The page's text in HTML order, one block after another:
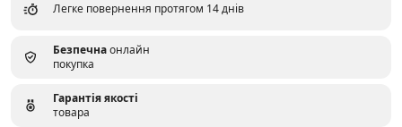
Легке повернення протягом 14 днів
Безпечнаонлайн
покупка
Гарантія якості
товара